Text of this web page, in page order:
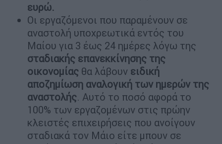
ευρώ.
Οι εργαζόμενοι που παραμένουν σε
αναστολή υποχρεωτικά εντός του
Μαίου για 3 έως 24 ημέρες λόγω της
σταδιακής επανεκκίνησης της
οικονομίας θα λάβουν ειδική
αποζημίωση αναλογική των ημερών της
αναστολής. Αυτό το ποσό αφορά το
100% των εργαζομένων στις πρώην
κλειστές επιχειρήσεις που ανοίγουν
σταδιακά τον Μάιο είτε μπουν σε